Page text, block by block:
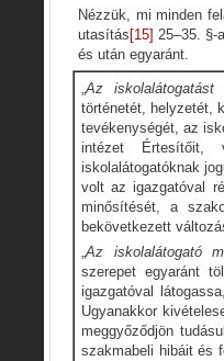
Nézzük, mi minden
utasítás [15] 25–35. §-
és után egyaránt.
„Az iskolalátogatást
történetét, helyzetét,
tevékenységét, az
intézet Értesítőit,
iskolalátogatóknak
volt az igazgatóval
minősítését, a
bekövetkezett
„Az iskolalátogató
szerepet egyaránt
igazgatóval
Ugyanakkor
meggyőződjön
szakmabeli hibáit és